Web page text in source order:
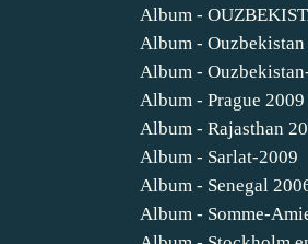
Album -
Album -
Album -
Album - Prague 2009
Album - Rajasthan
Album - Sarlat-2009
Album - Senegal
Album - Somme-